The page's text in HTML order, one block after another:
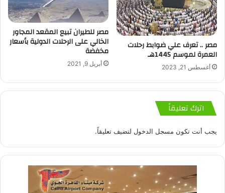
مصر .. تعرف علي ضوابط رحلات
العمرة لموسم 1445هـ
أغسطس 21, 2023
مصر للطيران تبيع المقعد المجاور
الخالي على الرحلات الدولية بأسعار
مخفضة
أبريل 9, 2021
اترك تعليقاً
يجب أنت تكون مسجل الدخول لتضيف تعليقاً.